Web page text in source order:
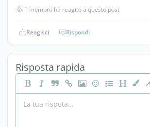
👍 1 membro ha reagito a questo post
Reagisci Rispondi
Risposta rapida